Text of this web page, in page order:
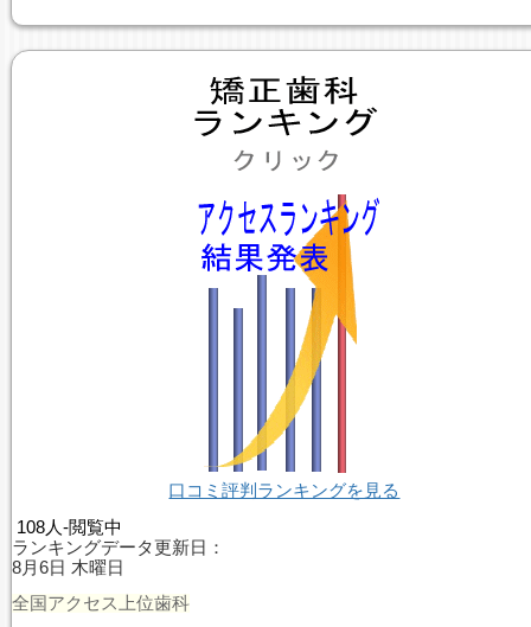
口コミ評判ランキングを見る
108人-閲覧中
ランキングデータ更新日：
8月6日 木曜日
全国アクセス上位歯科